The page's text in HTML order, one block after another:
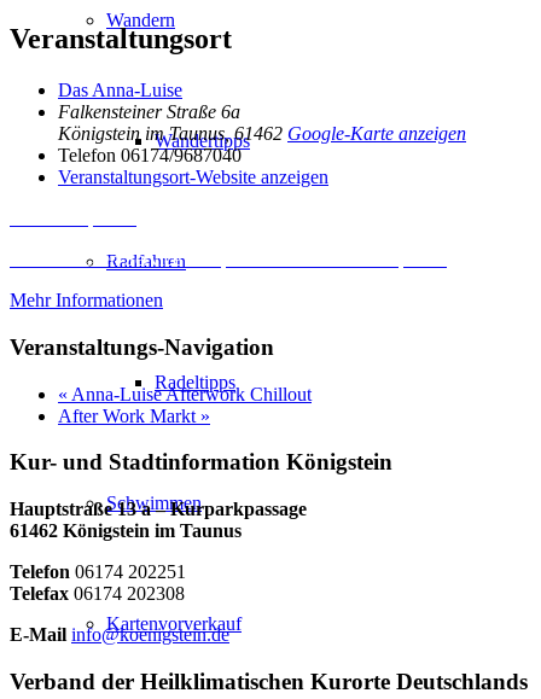
Wandern
Wandertipps
Radfahren
Radeltipps
Schwimmen
Kartenvorverkauf
Veranstaltungsort
Das Anna-Luise
Falkensteiner Straße 6a
Königstein im Taunus, 61462 Google-Karte anzeigen
Telefon 06174/9687040
Veranstaltungsort-Website anzeigen
Erforderlichen Service akzeptieren und Inhalte entsperren
Mehr Informationen
Veranstaltungs-Navigation
« Anna-Luise Afterwork Chillout
After Work Markt »
Kur- und Stadtinformation Königstein
Hauptstraße 13 a – Kurparkpassage
61462 Königstein im Taunus
Telefon 06174 202251
Telefax 06174 202308
E-Mail info@koenigstein.de
Verband der Heilklimatischen Kurorte Deutschlands